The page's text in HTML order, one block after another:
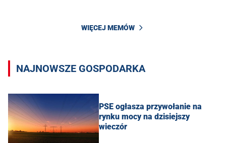
WIĘCEJ MEMÓW
NAJNOWSZE GOSPODARKA
PSE ogłasza przywołanie na
rynku mocy na dzisiejszy
wieczór